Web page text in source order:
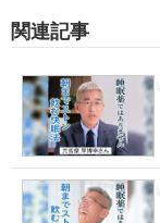
関連記事